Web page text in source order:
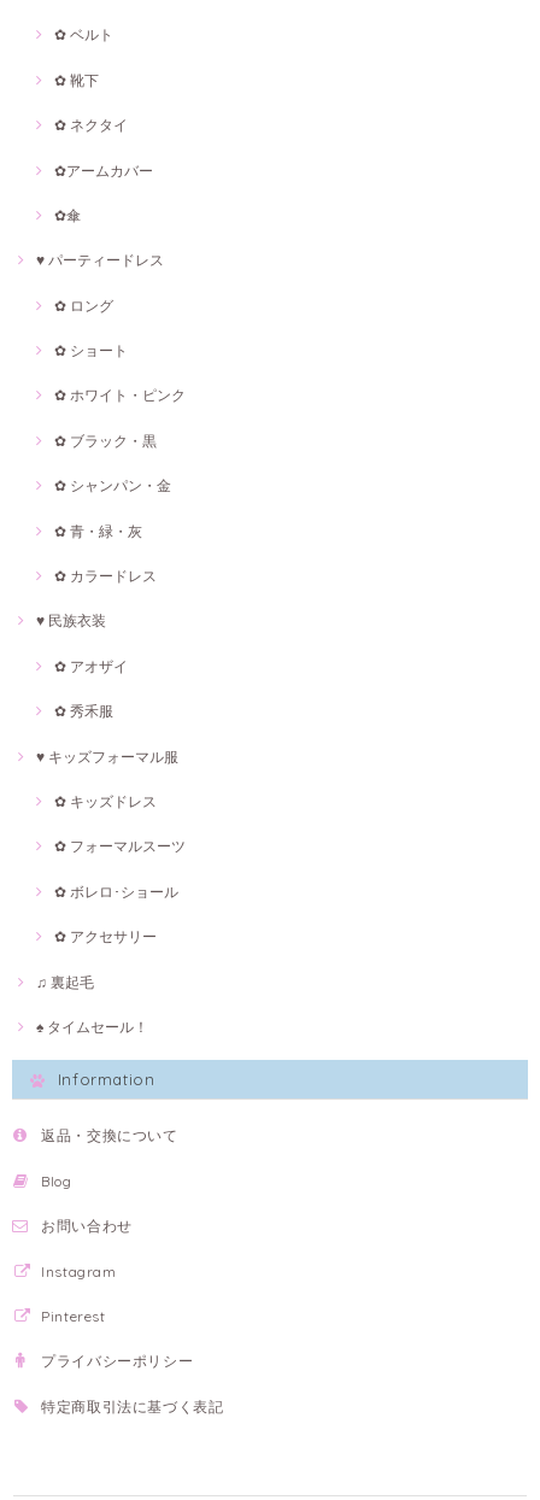
✿ ベルト
✿ 靴下
✿ ネクタイ
✿アームカバー
✿傘
♥ パーティードレス
✿ ロング
✿ ショート
✿ ホワイト・ピンク
✿ ブラック・黒
✿ シャンパン・金
✿ 青・緑・灰
✿ カラードレス
♥ 民族衣装
✿ アオザイ
✿ 秀禾服
♥ キッズフォーマル服
✿ キッズドレス
✿ フォーマルスーツ
✿ ボレロ･ショール
✿ アクセサリー
♫ 裏起毛
♠ タイムセール！
Information
返品・交換について
Blog
お問い合わせ
Instagram
Pinterest
プライバシーポリシー
特定商取引法に基づく表記